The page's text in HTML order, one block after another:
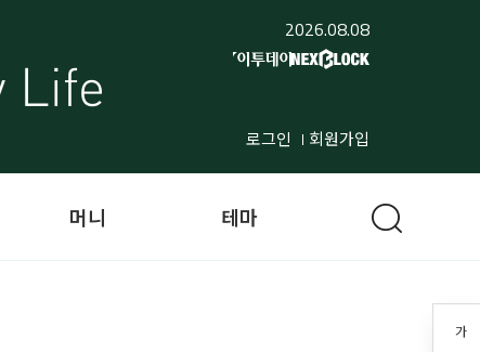
2026.08.08
로그인 회원가입
가
머니 테마